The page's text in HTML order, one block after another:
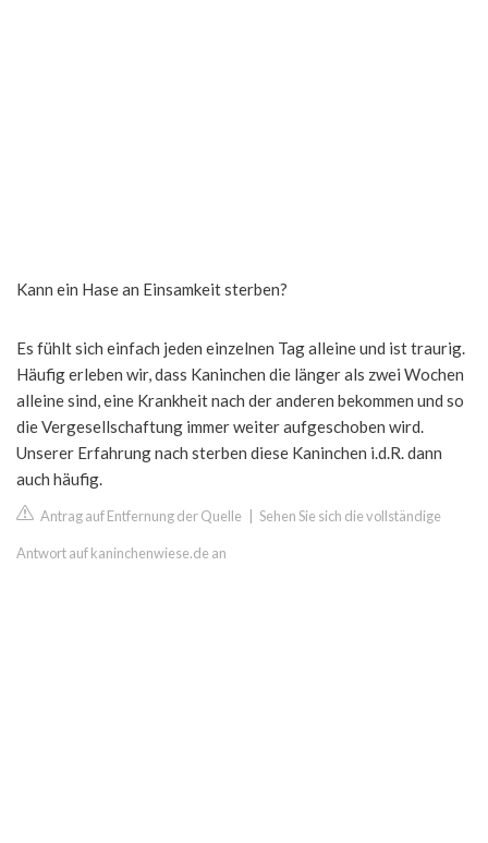
Kann ein Hase an Einsamkeit sterben?
Es fühlt sich einfach jeden einzelnen Tag alleine und ist traurig.
Häufig erleben wir, dass Kaninchen die länger als zwei Wochen
alleine sind, eine Krankheit nach der anderen bekommen und so
die Vergesellschaftung immer weiter aufgeschoben wird.
Unserer Erfahrung nach sterben diese Kaninchen i.d.R. dann
auch häufig.
Antrag auf Entfernung der Quelle Sehen Sie sich die vollständige
Antwort auf kaninchenwiese.de an